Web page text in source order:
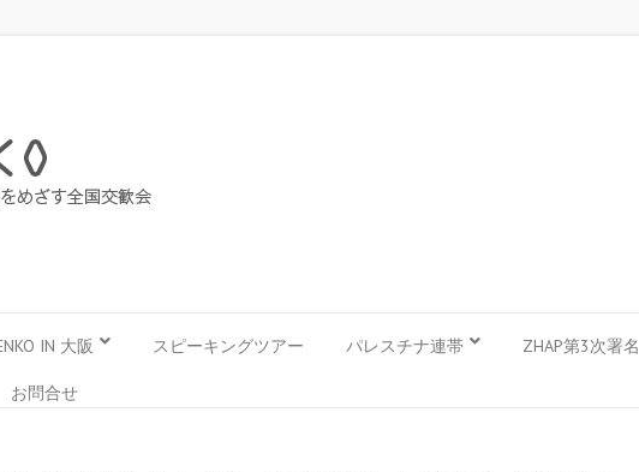
IN 大阪 スピーキングツアー パレスチナ連帯 ZHAP第3次署名
お問合せ